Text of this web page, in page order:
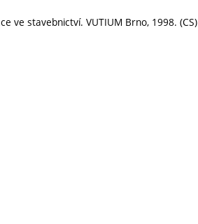
ve stavebnictví. VUTIUM Brno, 1998. (CS)